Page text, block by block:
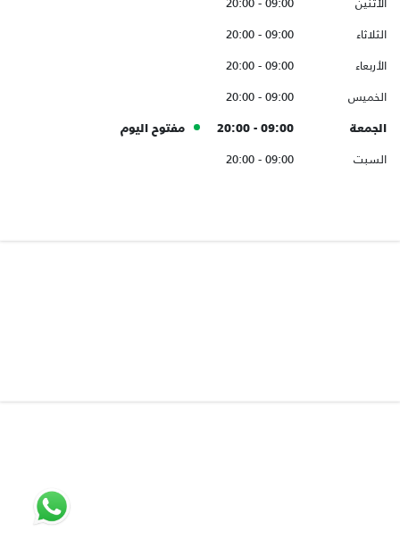
الثلاثاء
09:00 - 20:00
الأربعاء
09:00 - 20:00
الخميس
09:00 - 20:00
الجمعة 09:00 - 20:00 مفتوح اليوم
السبت 09:00 - 20:00